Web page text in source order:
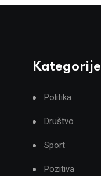
Kategorije
Politika
Društvo
Sport
Pozitiva